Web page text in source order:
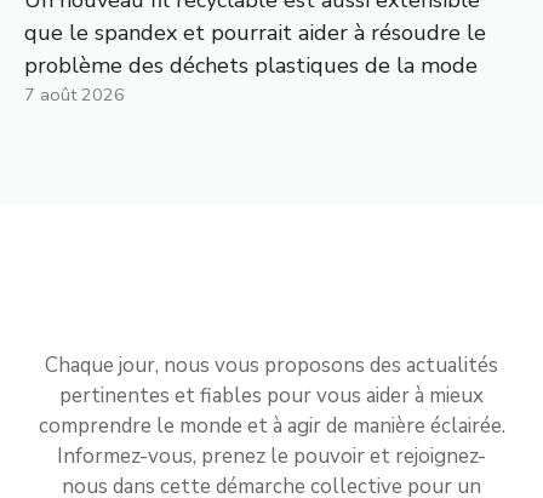
que le spandex et pourrait aider à résoudre le
problème des déchets plastiques de la mode
7 août 2026
Chaque jour, nous vous proposons des actualités
pertinentes et fiables pour vous aider à mieux
comprendre le monde et à agir de manière éclairée.
Informez-vous, prenez le pouvoir et rejoignez-
nous dans cette démarche collective pour un